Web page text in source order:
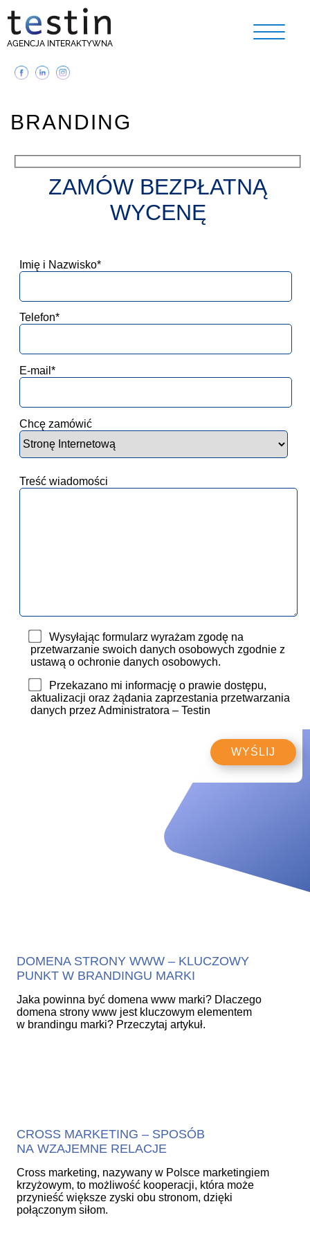
AGENCJA INTERAKTYWNA
BRANDING
ZAMÓW BEZPŁATNĄ
WYCENĘ
Imię i Nazwisko*
Telefon*
E-mail*
Chcę zamówić
Treść wiadomości
Wysyłając formularz wyrażam zgodę na
przetwarzanie swoich danych osobowych zgodnie z
ustawą o ochronie danych osobowych.
Przekazano mi informację o prawie dostępu,
aktualizacji oraz żądania zaprzestania przetwarzania
danych przez Administratora – Testin
DOMENA STRONY WWW – KLUCZOWY
PUNKT W BRANDINGU MARKI
Jaka powinna być domena www marki? Dlaczego
domena strony www jest kluczowym elementem
w brandingu marki? Przeczytaj artykuł.
CROSS MARKETING – SPOSÓB
NA WZAJEMNE RELACJE
Cross marketing, nazywany w Polsce marketingiem
krzyżowym, to możliwość kooperacji, która może
przynieść większe zyski obu stronom, dzięki
połączonym siłom.